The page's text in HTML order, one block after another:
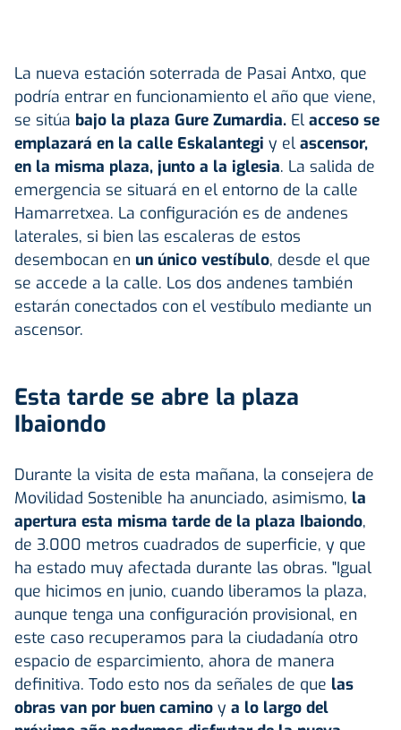
La nueva estación soterrada de Pasai Antxo, que
podría entrar en funcionamiento el año que viene,
se sitúa bajo la plaza Gure Zumardia. El acceso se
emplazará en la calle Eskalantegi y el ascensor,
en la misma plaza, junto a la iglesia. La salida de
emergencia se situará en el entorno de la calle
Hamarretxea. La configuración es de andenes
laterales, si bien las escaleras de estos
desembocan en un único vestíbulo, desde el que
se accede a la calle. Los dos andenes también
estarán conectados con el vestíbulo mediante un
ascensor.
Esta tarde se abre la plaza
Ibaiondo
Durante la visita de esta mañana, la consejera de
Movilidad Sostenible ha anunciado, asimismo, la
apertura esta misma tarde de la plaza Ibaiondo,
de 3.000 metros cuadrados de superficie, y que
ha estado muy afectada durante las obras. "Igual
que hicimos en junio, cuando liberamos la plaza,
aunque tenga una configuración provisional, en
este caso recuperamos para la ciudadanía otro
espacio de esparcimiento, ahora de manera
definitiva. Todo esto nos da señales de que las
obras van por buen camino y a lo largo del